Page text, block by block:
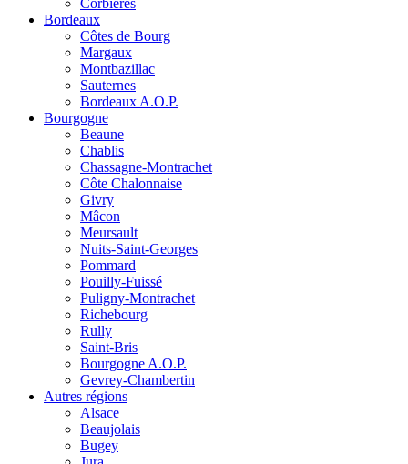
Corbières
Bordeaux
Côtes de Bourg
Margaux
Montbazillac
Sauternes
Bordeaux A.O.P.
Bourgogne
Beaune
Chablis
Chassagne-Montrachet
Côte Chalonnaise
Givry
Mâcon
Meursault
Nuits-Saint-Georges
Pommard
Pouilly-Fuissé
Puligny-Montrachet
Richebourg
Rully
Saint-Bris
Bourgogne A.O.P.
Gevrey-Chambertin
Autres régions
Alsace
Beaujolais
Bugey